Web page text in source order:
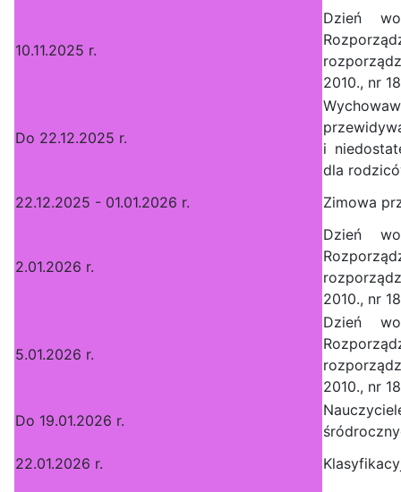
10.11.2025 r.
Dzień
2010., nr
Do 22.12.2025 r.
i
dla
22.12.2025 - 01.01.2026 r.
Zimowa
2.01.2026 r.
Dzień
2010., nr
5.01.2026 r.
Dzień
2010., nr
Do 19.01.2026 r.
22.01.2026 r.